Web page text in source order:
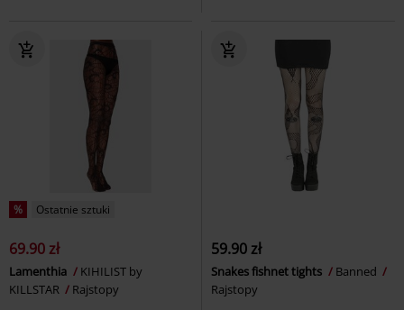
% Ostatnie sztuki
69.90 zł
Lamenthia
KIHILIST by
KILLSTAR
Rajstopy
59.90 zł
Snakes fishnet tights
Banned
Rajstopy